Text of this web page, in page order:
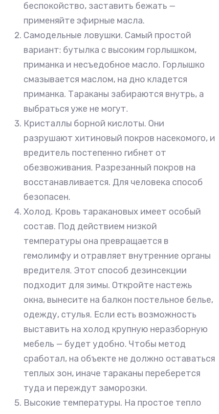
беспокойство, заставить бежать —
применяйте эфирные масла.
Самодельные ловушки. Самый простой
вариант: бутылка с высоким горлышком,
приманка и несъедобное масло. Горлышко
смазывается маслом, на дно кладется
приманка. Тараканы забираются внутрь, а
выбраться уже не могут.
Кристаллы борной кислоты. Они
разрушают хитиновый покров насекомого, и
вредитель постепенно гибнет от
обезвоживания. Разрезанный покров на
восстанавливается. Для человека способ
безопасен.
Холод. Кровь таракановых имеет особый
состав. Под действием низкой
температуры она превращается в
гемолимфу и отравляет внутренние органы
вредителя. Этот способ дезинсекции
подходит для зимы. Откройте настежь
окна, вынесите на балкон постельное белье,
одежду, стулья. Если есть возможность
выставить на холод крупную неразборную
мебель — будет удобно. Чтобы метод
сработал, на объекте не должно оставаться
теплых зон, иначе тараканы переберется
туда и переждут заморозки.
Высокие температуры. На простое тепло